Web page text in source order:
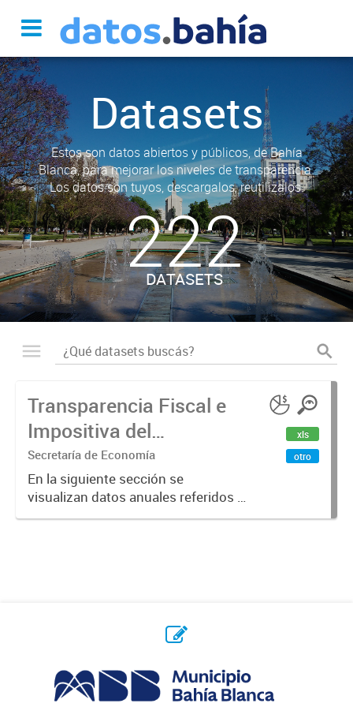
Datasets
Estos son datos abiertos y públicos, de Bahía
Blanca, para mejorar los niveles de transparencia.
Los datos son tuyos, descargalos, reutilizalos.
222
DATASETS
Transparencia Fiscal e
Impositiva del
Municipio. Año 2023
Secretaría de Economía
En la siguiente sección se
visualizan datos anuales referidos a
la transparencia fiscal e impositiva
xls
otro